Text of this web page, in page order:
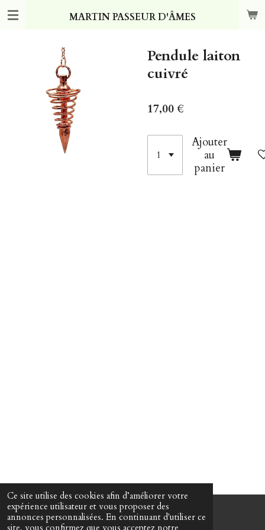
Ce site utilise des cookies afin d’améliorer votre
expérience utilisateur et vous proposer des
annonces personnalisées. En continuant d'utiliser ce
site, vous confirmez que vous acceptez notre
Passer
MARTIN PASSEUR D'ÂMES
Pendule laiton
cuivré
17,00 €
Ajouter
au
panier
© 2022 - 2026 Martin Passeur d'âmes